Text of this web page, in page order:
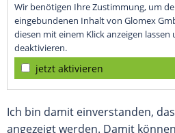
Wir benötigen Ihre Zustimmung, um
eingebundenen Inhalt von Glomex
diesen mit einem Klick anzeigen lassen
deaktivieren.
jetzt aktivieren
Ich bin damit einverstanden,
angezeigt werden. Damit